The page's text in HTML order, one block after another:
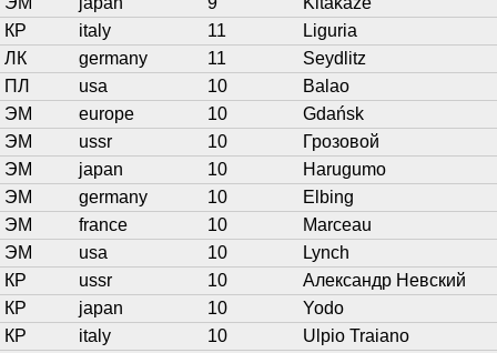
КР
italy 11
Liguria
ЛК
germany 11
Seydlitz
ПЛ
usa 10
Balao
ЭМ
europe 10
Gdańsk
ЭМ
ussr 10
Грозовой
ЭМ
japan 10
Harugumo
ЭМ
germany 10
Elbing
ЭМ
france 10
Marceau
ЭМ
usa 10
Lynch
КР
ussr 10
Александр Невский
КР
japan 10
Yodo
КР
italy 10
Ulpio Traiano